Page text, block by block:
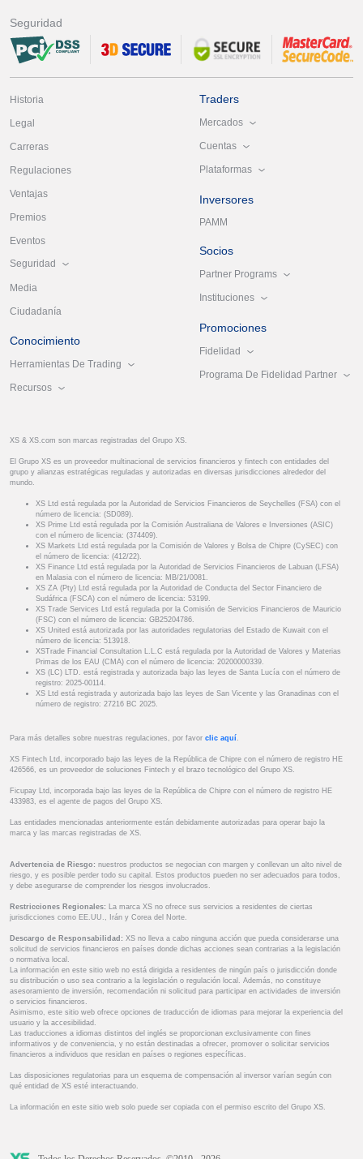
Seguridad
Historia
Legal
Carreras
Regulaciones
Ventajas
Premios
Eventos
Seguridad
Media
Ciudadanía
Conocimiento
Herramientas De Trading
Recursos
Traders
Mercados
Cuentas
Plataformas
Inversores
PAMM
Socios
Partner Programs
Instituciones
Promociones
Fidelidad
Programa De Fidelidad Partner
XS & XS.com son marcas registradas del Grupo XS.
El Grupo XS es un proveedor multinacional de servicios financieros y fintech con entidades del
grupo y alianzas estratégicas reguladas y autorizadas en diversas jurisdicciones alrededor del
mundo.
XS Ltd está regulada por la Autoridad de Servicios Financieros de Seychelles (FSA) con el
número de licencia: (SD089).
XS Prime Ltd está regulada por la Comisión Australiana de Valores e Inversiones (ASIC)
con el número de licencia: (374409).
XS Markets Ltd está regulada por la Comisión de Valores y Bolsa de Chipre (CySEC) con
el número de licencia: (412/22).
XS Finance Ltd está regulada por la Autoridad de Servicios Financieros de Labuan (LFSA)
en Malasia con el número de licencia: MB/21/0081.
XS ZA (Pty) Ltd está regulada por la Autoridad de Conducta del Sector Financiero de
Sudáfrica (FSCA) con el número de licencia: 53199.
XS Trade Services Ltd está regulada por la Comisión de Servicios Financieros de Mauricio
(FSC) con el número de licencia: GB25204786.
XS United está autorizada por las autoridades regulatorias del Estado de Kuwait con el
número de licencia: 513918.
XSTrade Financial Consultation L.L.C está regulada por la Autoridad de Valores y Materias
Primas de los EAU (CMA) con el número de licencia: 20200000339.
XS (LC) LTD. está registrada y autorizada bajo las leyes de Santa Lucía con el número de
registro: 2025-00114.
XS Ltd está registrada y autorizada bajo las leyes de San Vicente y las Granadinas con el
número de registro: 27216 BC 2025.
Para más detalles sobre nuestras regulaciones, por favor clic aquí
XS Fintech Ltd, incorporado bajo las leyes de la República de Chipre con el número de registro HE
426566, es un proveedor de soluciones Fintech y el brazo tecnológico del Grupo XS.
Ficupay Ltd, incorporada bajo las leyes de la República de Chipre con el número de registro HE
433983, es el agente de pagos del Grupo XS.
Las entidades mencionadas anteriormente están debidamente autorizadas para operar bajo la
marca y las marcas registradas de XS.
Advertencia de Riesgo: nuestros productos se negocian con margen y conllevan un alto nivel de
riesgo, y es posible perder todo su capital. Estos productos pueden no ser adecuados para todos,
y debe asegurarse de comprender los riesgos involucrados.
Restricciones Regionales: La marca XS no ofrece sus servicios a residentes de ciertas
jurisdicciones como EE.UU., Irán y Corea del Norte.
Descargo de Responsabilidad: XS no lleva a cabo ninguna acción que pueda considerarse una
solicitud de servicios financieros en países donde dichas acciones sean contrarias a la legislación
o normativa local.
La información en este sitio web no está dirigida a residentes de ningún país o jurisdicción donde
su distribución o uso sea contrario a la legislación o regulación local. Además, no constituye
asesoramiento de inversión, recomendación ni solicitud para participar en actividades de inversión
o servicios financieros.
Asimismo, este sitio web ofrece opciones de traducción de idiomas para mejorar la experiencia del
usuario y la accesibilidad.
Las traducciones a idiomas distintos del inglés se proporcionan exclusivamente con fines
informativos y de conveniencia, y no están destinadas a ofrecer, promover o solicitar servicios
financieros a individuos que residan en países o regiones específicas.
Las disposiciones regulatorias para un esquema de compensación al inversor varían según con
qué entidad de XS esté interactuando.
La información en este sitio web solo puede ser copiada con el permiso escrito del Grupo XS.